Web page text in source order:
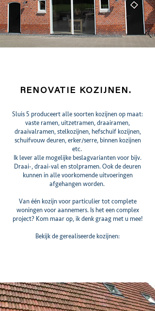
RENOVATIE KOZIJNEN.
Sluis 5 produceert alle soorten kozijnen op maat:
vaste ramen, uitzetramen, draairamen,
draaivalramen, stelkozijnen, hefschuif kozijnen,
schuifvouw deuren, erker/serre, binnen kozijnen
etc.
Ik lever alle mogelijke beslagvarianten voor bijv.
Draai-, draai-val en stolpramen. Ook de deuren
kunnen in alle voorkomende uitvoeringen
afgehangen worden.
Van één kozijn voor particulier tot complete
woningen voor aannemers. Is het een complex
project? Kom maar op, ik denk graag met u mee!
Bekijk de gerealiseerde kozijnen: